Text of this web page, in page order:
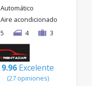
Automático
Aire acondicionado
5
4 3
9.96 Excelente
(27 opiniones)